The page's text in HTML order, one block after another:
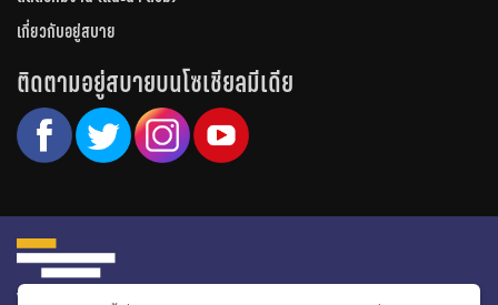
เกี่ยวกับอยู่สบาย
ติดตามอยู่สบายบนโซเชียลมีเดีย